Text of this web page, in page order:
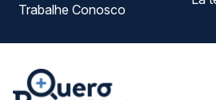
Trabalhe Conosco